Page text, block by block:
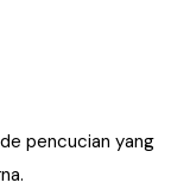
pencucian yang